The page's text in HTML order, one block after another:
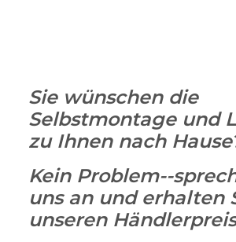
Sie wünschen die
Selbstmontage und
zu Ihnen nach
Kein Problem--
uns an und erhalten
unseren